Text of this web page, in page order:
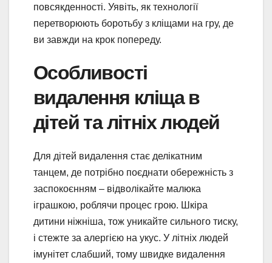
повсякденності. Уявіть, як технології
перетворюють боротьбу з кліщами на гру, де
ви завжди на крок попереду.
Особливості
видалення кліща в
дітей та літніх людей
Для дітей видалення стає делікатним
танцем, де потрібно поєднати обережність з
заспокоєнням – відволікайте малюка
іграшкою, роблячи процес грою. Шкіра
дитини ніжніша, тож уникайте сильного тиску,
і стежте за алергією на укус. У літніх людей
імунітет слабший, тому швидке видалення